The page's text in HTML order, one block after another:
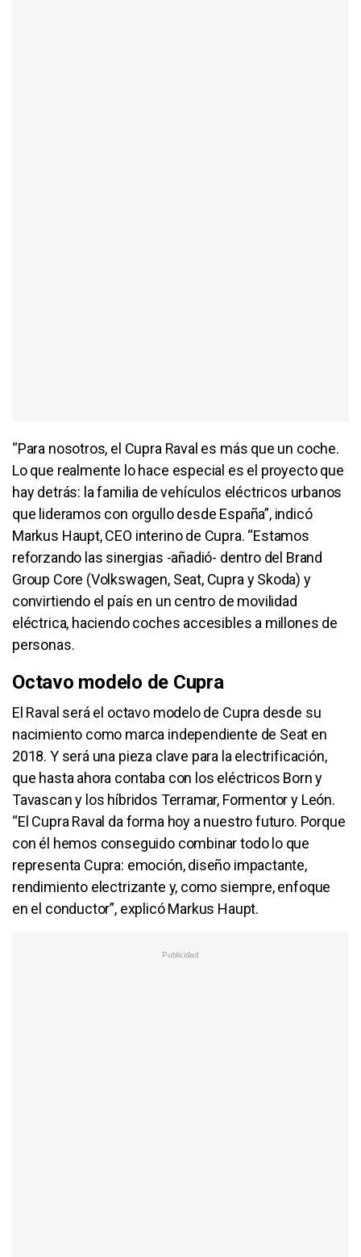
“Para nosotros, el Cupra Raval es más que un coche.
Lo que realmente lo hace especial es el proyecto que
hay detrás: la familia de vehículos eléctricos urbanos
que lideramos con orgullo desde España”, indicó
Markus Haupt, CEO interino de Cupra. “Estamos
reforzando las sinergias -añadió- dentro del Brand
Group Core (Volkswagen, Seat, Cupra y Skoda) y
convirtiendo el país en un centro de movilidad
eléctrica, haciendo coches accesibles a millones de
personas.
Octavo modelo de Cupra
El Raval será el octavo modelo de Cupra desde su
nacimiento como marca independiente de Seat en
2018. Y será una pieza clave para la electrificación,
que hasta ahora contaba con los eléctricos Born y
Tavascan y los híbridos Terramar, Formentor y León.
“El Cupra Raval da forma hoy a nuestro futuro. Porque
con él hemos conseguido combinar todo lo que
representa Cupra: emoción, diseño impactante,
rendimiento electrizante y, como siempre, enfoque
en el conductor”, explicó Markus Haupt.